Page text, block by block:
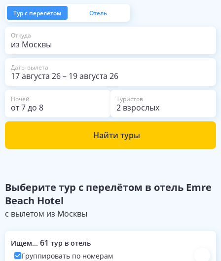
расстроился, и главный шеф-
повар сделал мне говядину и
вареный рис в течение
следующих 3 ночей. Отель
безупречно чистый, и некоторые
из сотрудников великолепны. Я бы
Тур с перелётом Отель
Откуда
из Москвы
Даты вылета
17 августа 26– 19 августа 26
Ночей
от7до 8
Туристов
2 взрослых
Найти туры
Выберите тур с перелётом в отель Emre
Beach Hotel
с вылетом из Москвы
Ищем... 61 тур в отель
Группировать по номерам